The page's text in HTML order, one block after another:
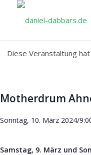
Diese Veranstaltung
Motherdrum
Sonntag, 10. März 2024/
Samstag, 9. März und